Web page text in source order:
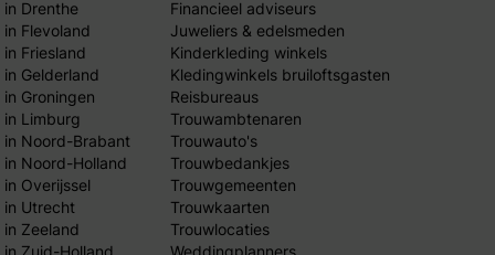
Drenthe
Flevoland
Friesland
Gelderland
Groningen
Limburg
Noord-Brabant
Noord-Holland
Overijssel
Utrecht
Zeeland
Financieel adviseurs
Juweliers & edelsmeden
Kinderkleding winkels
Kledingwinkels bruiloftsgasten
Reisbureaus
Trouwambtenaren
Trouwauto's
Trouwbedankjes
Trouwgemeenten
Trouwkaarten
Trouwlocaties